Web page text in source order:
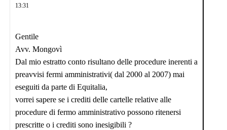
13:31
Gentile
Avv. Mongovì
Dal mio estratto conto risultano delle procedure inerenti a
preavvisi fermi amministrativi( dal 2000 al 2007) mai
eseguiti da parte di Equitalia,
vorrei sapere se i crediti delle cartelle relative alle
procedure di fermo amministrativo possono ritenersi
prescritte o i crediti sono inesigibili ?